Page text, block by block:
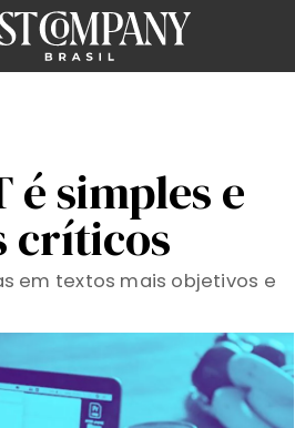
é simples e
críticos
em textos mais objetivos e